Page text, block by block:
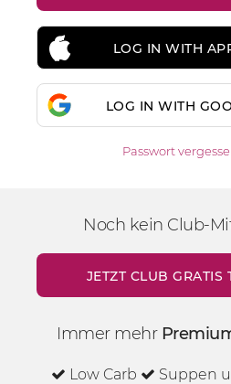
LOG IN WITH
LOG IN WITH
Passwort
Noch kein Club-
JETZT CLUB GRATIS
Immer mehr
Low Carb
Suppen